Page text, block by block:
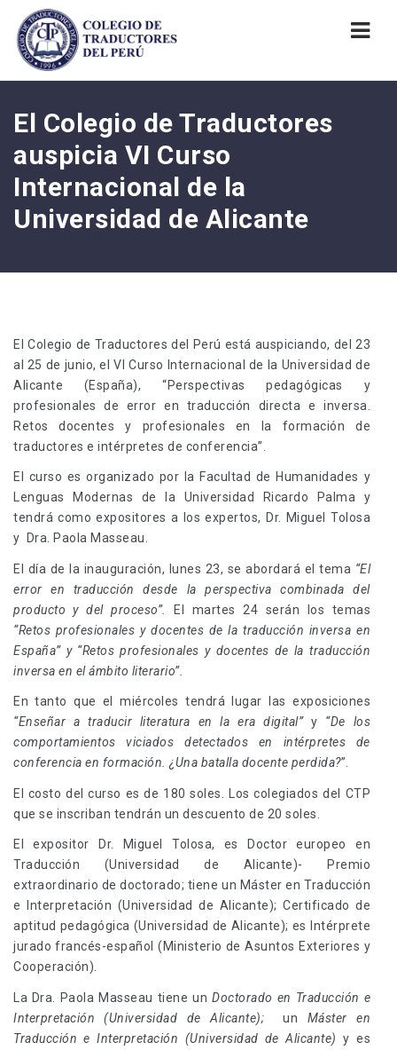
El Colegio de Traductores
auspicia VI Curso
Internacional de la
Universidad de Alicante
El Colegio de Traductores del Perú está auspiciando, del 23
al 25 de junio, el VI Curso Internacional de la Universidad de
Alicante (España), “Perspectivas pedagógicas y
profesionales de error en traducción directa e inversa.
Retos docentes y profesionales en la formación de
traductores e intérpretes de conferencia”.
El curso es organizado por la Facultad de Humanidades y
Lenguas Modernas de la Universidad Ricardo Palma y
tendrá como expositores a los expertos, Dr. Miguel Tolosa
y Dra. Paola Masseau.
El día de la inauguración, lunes 23, se abordará el tema “El
error en traducción desde la perspectiva combinada del
producto y del proceso”.El martes 24 serán los temas
“Retos profesionales y docentes de la traducción inversa en
España” y “Retos profesionales y docentes de la traducción
inversa en el ámbito literario”.
En tanto que el miércoles tendrá lugar las exposiciones
“Enseñar a traducir literatura en la era digital” y “De los
comportamientos viciados detectados en intérpretes de
conferencia en formación. ¿Una batalla docente perdida?”.
El costo del curso es de 180 soles. Los colegiados del CTP
que se inscriban tendrán un descuento de 20 soles.
El expositor Dr. Miguel Tolosa, es Doctor europeo en
Traducción (Universidad de Alicante)- Premio
extraordinario de doctorado; tiene un Máster en Traducción
e Interpretación (Universidad de Alicante); Certificado de
aptitud pedagógica (Universidad de Alicante); es Intérprete
jurado francés-español (Ministerio de Asuntos Exteriores y
Cooperación).
La Dra. Paola Masseau tiene unDoctorado en Traducción e
Interpretación (Universidad de Alicante);
un Máster en
Traducción e Interpretación (Universidad de Alicante)y es